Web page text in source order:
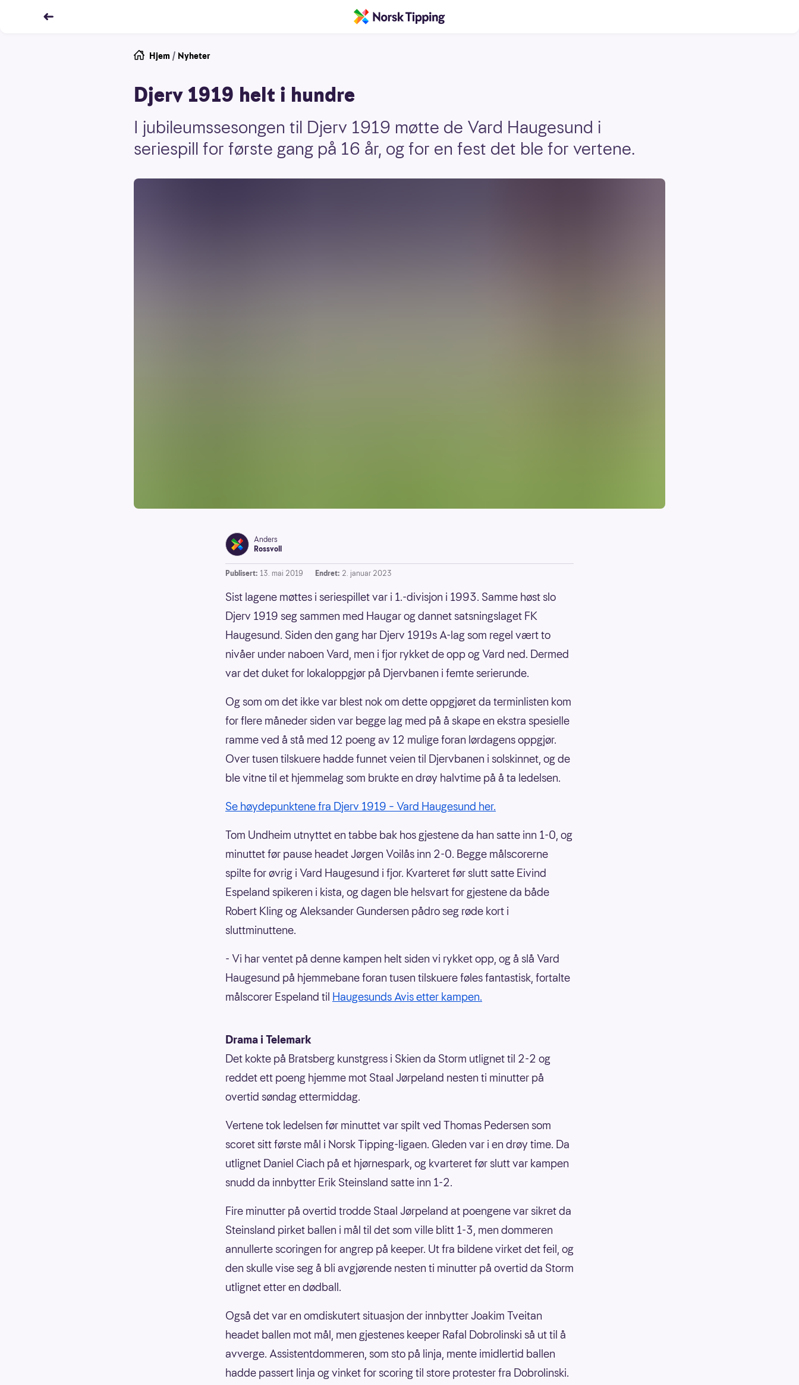
Hjem / Nyheter
Djerv 1919 helt i hundre
I jubileumssesongen til Djerv 1919 møtte de Vard Haugesund i
seriespill for første gang på 16 år, og for en fest det ble for vertene.
Anders
Rossvoll
Publisert: 13. mai 2019 Endret: 2. januar 2023
Sist lagene møttes i seriespillet var i 1.-divisjon i 1993. Samme høst slo
Djerv 1919 seg sammen med Haugar og dannet satsningslaget FK
Haugesund. Siden den gang har Djerv 1919s A-lag som regel vært to
nivåer under naboen Vard, men i fjor rykket de opp og Vard ned. Dermed
var det duket for lokaloppgjør på Djervbanen i femte serierunde.
Og som om det ikke var blest nok om dette oppgjøret da terminlisten kom
for flere måneder siden var begge lag med på å skape en ekstra spesielle
ramme ved å stå med 12 poeng av 12 mulige foran lørdagens oppgjør.
Over tusen tilskuere hadde funnet veien til Djervbanen i solskinnet, og de
ble vitne til et hjemmelag som brukte en drøy halvtime på å ta ledelsen.
Se høydepunktene fra Djerv 1919 – Vard Haugesund her.
Tom Undheim utnyttet en tabbe bak hos gjestene da han satte inn 1-0, og
minuttet før pause headet Jørgen Voilås inn 2-0. Begge målscorerne
spilte for øvrig i Vard Haugesund i fjor. Kvarteret før slutt satte Eivind
Espeland spikeren i kista, og dagen ble helsvart for gjestene da både
Robert Kling og Aleksander Gundersen pådro seg røde kort i
sluttminuttene.
- Vi har ventet på denne kampen helt siden vi rykket opp, og å slå Vard
Haugesund på hjemmebane foran tusen tilskuere føles fantastisk, fortalte
målscorer Espeland til Haugesunds Avis etter kampen.
Drama i Telemark
Det kokte på Bratsberg kunstgress i Skien da Storm utlignet til 2-2 og
reddet ett poeng hjemme mot Staal Jørpeland nesten ti minutter på
overtid søndag ettermiddag.
Vertene tok ledelsen før minuttet var spilt ved Thomas Pedersen som
scoret sitt første mål i Norsk Tipping-ligaen. Gleden var i en drøy time. Da
utlignet Daniel Ciach på et hjørnespark, og kvarteret før slutt var kampen
snudd da innbytter Erik Steinsland satte inn 1-2.
Fire minutter på overtid trodde Staal Jørpeland at poengene var sikret da
Steinsland pirket ballen i mål til det som ville blitt 1-3, men dommeren
annullerte scoringen for angrep på keeper. Ut fra bildene virket det feil, og
den skulle vise seg å bli avgjørende nesten ti minutter på overtid da Storm
utlignet etter en dødball.
Også det var en omdiskutert situasjon der innbytter Joakim Tveitan
headet ballen mot mål, men gjestenes keeper Rafal Dobrolinski så ut til å
avverge. Assistentdommeren, som sto på linja, mente imidlertid ballen
hadde passert linja og vinket for scoring til store protester fra Dobrolinski.